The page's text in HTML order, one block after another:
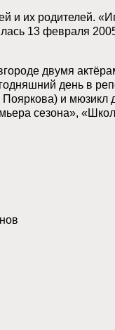
их родителей.
13 февраля
двумя
день в
и мюзикл
сезона»,